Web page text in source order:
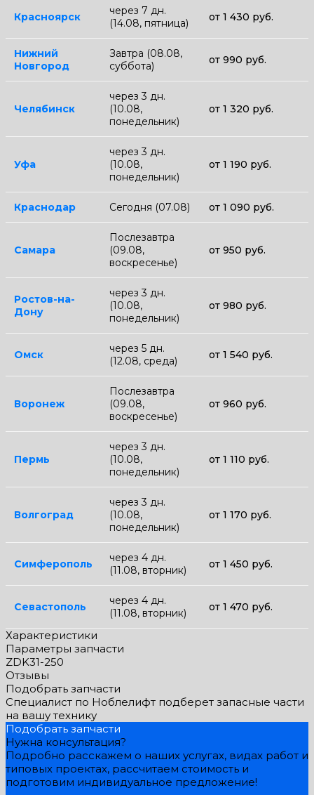
Красноярск
через 7 дн.
(14.08, пятница)
от 1 430 руб.
Нижний
Новгород
Завтра (08.08,
суббота)
от 990 руб.
Челябинск
через 3 дн.
(10.08,
понедельник)
от 1 320 руб.
Уфа
через 3 дн.
(10.08,
понедельник)
от 1 190 руб.
Краснодар Сегодня (07.08) от 1 090 руб.
Самара
Послезавтра
(09.08,
воскресенье)
от 950 руб.
Ростов-на-
Дону
через 3 дн.
(10.08,
понедельник)
от 980 руб.
Омск
через 5 дн.
(12.08, среда)
от 1 540 руб.
Воронеж
Послезавтра
(09.08,
воскресенье)
от 960 руб.
Пермь
через 3 дн.
(10.08,
понедельник)
от 1 110 руб.
Волгоград
через 3 дн.
(10.08,
понедельник)
от 1 170 руб.
Симферополь
через 4 дн.
(11.08, вторник)
от 1 450 руб.
Севастополь
через 4 дн.
(11.08, вторник)
от 1 470 руб.
Характеристики
Параметры запчасти
ZDK31-250
Отзывы
Подобрать запчасти
Специалист по Ноблелифт подберет запасные части
на вашу технику
Подобрать запчасти
Нужна консультация?
Подробно расскажем о наших услугах, видах работ и
типовых проектах, рассчитаем стоимость и
подготовим индивидуальное предложение!